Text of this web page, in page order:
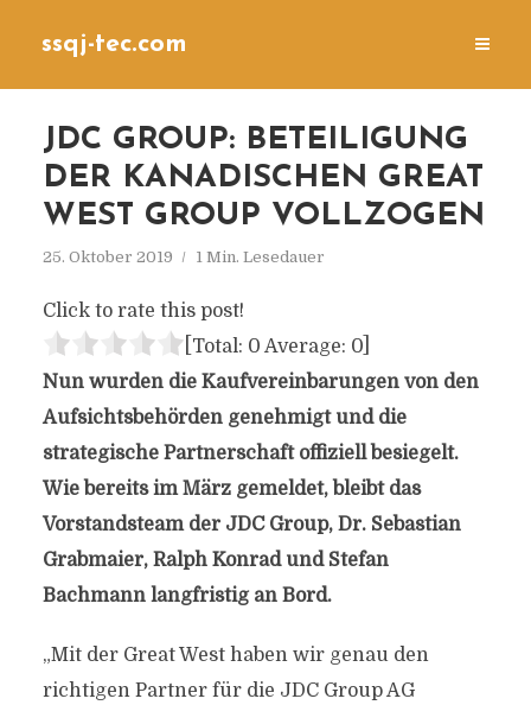
ssqj-tec.com
JDC GROUP: BETEILIGUNG
DER KANADISCHEN GREAT
WEST GROUP VOLLZOGEN
25. Oktober 2019 1 Min. Lesedauer
Click to rate this post!
[Total: 0 Average: 0]
Nun wurden die Kaufvereinbarungen von den
Aufsichtsbehörden genehmigt und die
strategische Partnerschaft offiziell besiegelt.
Wie bereits im März gemeldet, bleibt das
Vorstandsteam der JDC Group, Dr. Sebastian
Grabmaier, Ralph Konrad und Stefan
Bachmann langfristig an Bord.
„Mit der Great West haben wir genau den
richtigen Partner für die JDC Group AG